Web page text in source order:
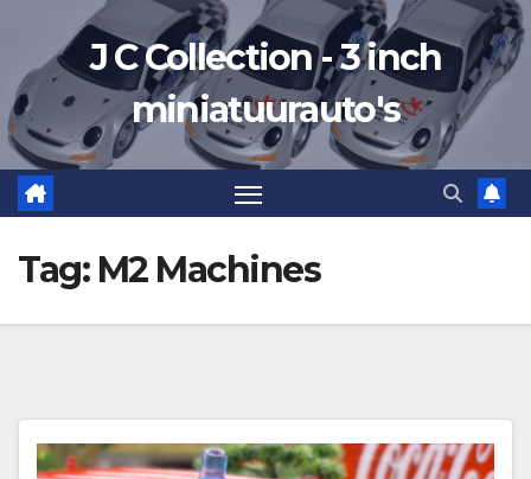
de
inhoud
J C Collection - 3 inch
miniatuurauto's
Tag: M2 Machines